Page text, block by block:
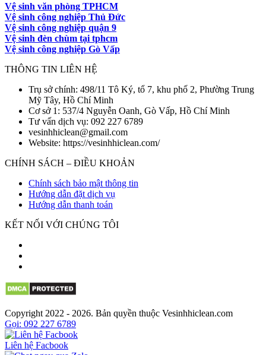
Vệ sinh văn phòng TPHCM
Vệ sinh công nghiệp Thủ Đức
Vệ sinh công nghiệp quận 9
Vệ sinh đèn chùm tại tphcm
Vệ sinh công nghiệp Gò Vấp
THÔNG TIN LIÊN HỆ
Trụ sở chính: 498/11 Tô Ký, tổ 7, khu phố 2, Phường Trung
Mỹ Tây, Hồ Chí Minh
Cơ sở 1: 537/4 Nguyễn Oanh, Gò Vấp, Hồ Chí Minh
Tư vấn dịch vụ: 092 227 6789
vesinhhiclean@gmail.com
Website: https://vesinhhiclean.com/
CHÍNH SÁCH – ĐIỀU KHOẢN
Chính sách bảo mật thông tin
Hướng dẫn đặt dịch vụ
Hướng dẫn thanh toán
KẾT NỐI VỚI CHÚNG TÔI
Copyright 2022 - 2026. Bản quyền thuộc Vesinhhiclean.com
Gọi: 092 227 6789
Liên hệ Facbook